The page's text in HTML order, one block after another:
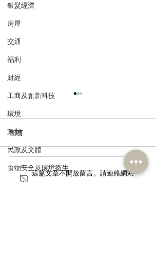
銀髮經濟
房屋
交通
福利
財經
工商及創新科技
環境
政制
民政及文體
食物安全及環境衛生
港區全國人大代表團考察
安徽涇縣，調研紅色文化
留言
這篇文章不開放留言。請連絡網站